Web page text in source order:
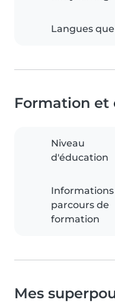
Langues
Formation
Niveau
d'éducation
Informations
parcours de
formation
Mes